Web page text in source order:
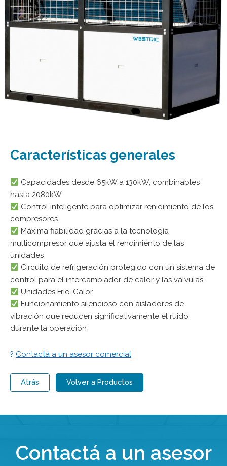
Características generales
Capacidades desde 65kW a 130kW, combinables
hasta 2080kW
Control inteligente para optimizar renidimiento de los
compresores
Máxima fiabilidad gracias a la tecnología
multicompresor que ajusta el rendimiento de las
unidades
Circuito de refrigeración protegido con un sistema de
control para el intercambiador de calor y las válvulas
Unidades Frío-Calor
Funcionamiento silencioso con aisladores de
vibración que reducen significativamente el ruido
durante la operación
? Contactá a un asesor comercial
Atrás Volver a Productos
Contactá a un asesor